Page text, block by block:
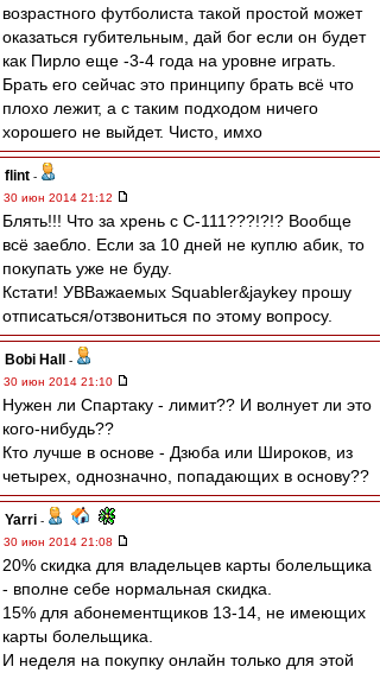
возрастного футболиста такой простой может
оказаться губительным, дай бог если он будет
как Пирло еще -3-4 года на уровне играть.
Брать его сейчас это принципу брать всё что
плохо лежит, а с таким подходом ничего
хорошего не выйдет. Чисто, имхо
flint -
30 июн 2014 21:12
Блять!!! Что за хрень с С-111???!?!? Вообще
всё заебло. Если за 10 дней не куплю абик, то
покупать уже не буду.
Кстати! УВВажаемых Squabler&jaykey прошу
отписаться/отзвониться по этому вопросу.
Bobi Hall
-
30 июн 2014 21:10
Нужен ли Спартаку - лимит?? И волнует ли это
кого-нибудь??
Кто лучше в основе - Дзюба или Широков, из
четырех, однозначно, попадающих в основу??
Yarri -
30 июн 2014 21:08
20% скидка для владельцев карты болельщика
- вполне себе нормальная скидка.
15% для абонементщиков 13-14, не имеющих
карты болельщика.
И неделя на покупку онлайн только для этой